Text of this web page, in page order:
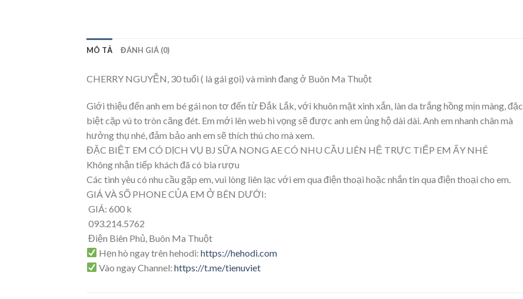
MÔ TẢ ĐÁNH GIÁ (0)
CHERRY NGUYỄN, 30 tuổi ( là gái gọi) và mình đang ở Buôn Ma Thuột
Giới thiệu đến anh em bé gái non tơ đến từ Đắk Lắk, với khuôn mặt xinh xắn, làn da trắng hồng mịn màng, đặc
biệt cặp vú to tròn căng đét. Em mới lên web hi vọng sẽ được anh em ủng hộ dài dài. Anh em nhanh chân mà
hưởng thụ nhé, đảm bảo anh em sẽ thích thú cho mà xem.
ĐẶC BIỆT EM CÓ DỊCH VỤ BJ SỮA NONG AE CÓ NHU CẦU LIÊN HỆ TRỰC TIẾP EM ẤY NHÉ
Không nhận tiếp khách đã có bia rượu
Các tình yêu có nhu cầu gặp em, vui lòng liên lạc với em qua điện thoại hoặc nhắn tin qua điện thoại cho em.
GIÁ VÀ SỐ PHONE CỦA EM Ở BÊN DƯỚI:
GIÁ: 600 k
093.214.5762
Điện Biên Phủ, Buôn Ma Thuột
Hẹn hò ngay trên hehodi: https://hehodi.com
Vào ngay Channel:https://t.me/tienuviet